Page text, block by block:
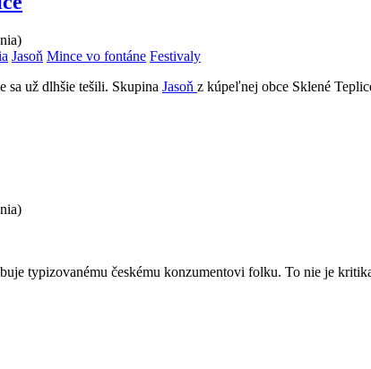
Jasoň Mince vo fontáne Festivaly
sa už dlhšie tešili. Skupina Jasoň z kúpeľnej obce Sklené
typizovanému českému konzumentovi folku. To nie je